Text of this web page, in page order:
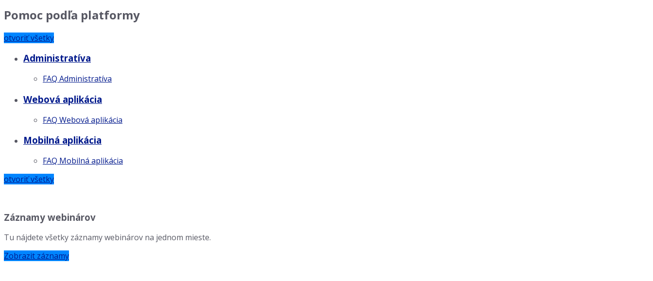
Pomoc podľa platformy
otvoriť všetky
Administratíva
FAQ Administratíva
Webová aplikácia
FAQ Webová aplikácia
Mobilná aplikácia
FAQ Mobilná aplikácia
otvoriť všetky
Záznamy webinárov
Tu nájdete všetky záznamy webinárov na jednom mieste.
Zobrazit záznamy